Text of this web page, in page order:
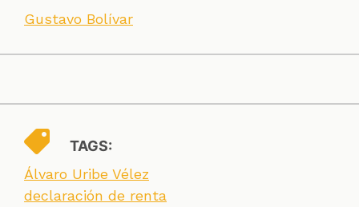
Gustavo Bolívar
TAGS:
Álvaro Uribe Vélez
declaración de renta